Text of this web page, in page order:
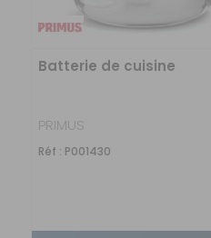
Batterie de cuisine
PRIMUS
Réf : P001430